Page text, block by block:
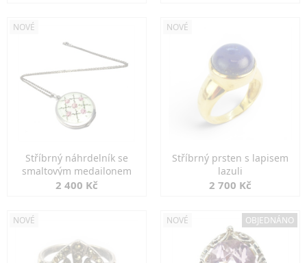
NOVÉ
Stříbrný náhrdelník se
smaltovým medailonem
2 400 Kč
NOVÉ
Stříbrný prsten s lapisem
lazuli
2 700 Kč
NOVÉ NOVÉ OBJEDNÁNO